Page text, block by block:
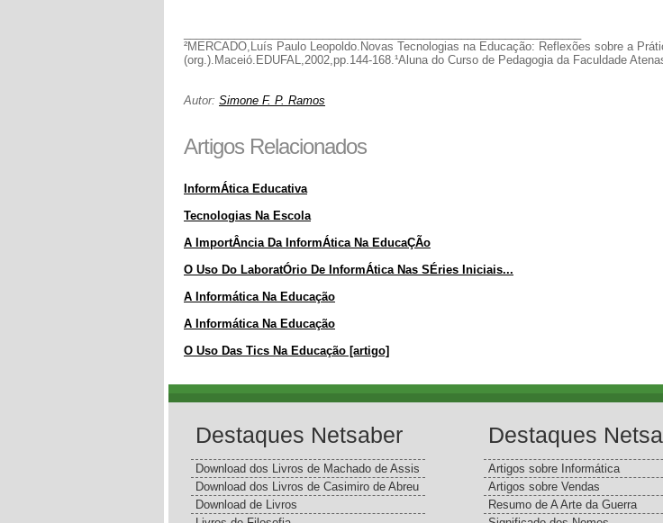
²MERCADO,Luís Paulo Leopoldo.Novas Tecnologias na Educação: Reflexões sobre a
(org.).Maceió.EDUFAL,2002,pp.144-168.¹Aluna do Curso de Pedagogia da Faculdade
Autor: Simone F. P. Ramos
Artigos Relacionados
InformÁtica Educativa
Tecnologias Na Escola
A ImportÂncia Da InformÁtica Na EducaÇÃo
O Uso Do LaboratÓrio De InformÁtica Nas SÉries Iniciais...
A Informática Na Educação
A Informática Na Educação
O Uso Das Tics Na Educação [artigo]
Destaques Netsaber
Download dos Livros de Machado de Assis
Download dos Livros de Casimiro de Abreu
Download de Livros
Destaques
Artigos sobre Informática
Artigos sobre Vendas
Resumo de A Arte da Guerra